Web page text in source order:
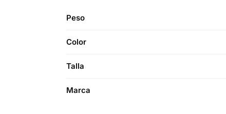
Peso
Color
Talla
Marca